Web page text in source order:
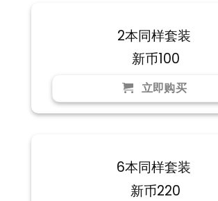
2本同样套装
新币100
立即购买
6本同样套装
新币220